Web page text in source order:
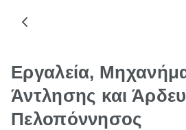
Εργαλεία,
Άντλησης και
Πελοπόννησος